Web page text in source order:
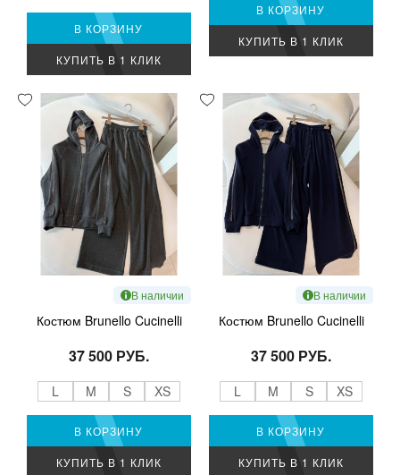
В КОРЗИНУ
КУПИТЬ В 1 КЛИК
В КОРЗИНУ
КУПИТЬ В 1 КЛИК
В наличии
Костюм Brunello Cucinelli
37 500 РУБ.
L M S XS
В КОРЗИНУ
КУПИТЬ В 1 КЛИК
В наличии
Костюм Brunello Cucinelli
37 500 РУБ.
L M S XS
В КОРЗИНУ
КУПИТЬ В 1 КЛИК